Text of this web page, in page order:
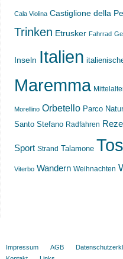
Cala Violina Castiglione della
Trinken Etrusker Fahrrad
Inseln Italien
Maremma
Morellino Orbetello Parco
Santo Stefano Radfahren
Sport Strand Talamone
Viterbo Wandern Weihnachten
Impressum AGB